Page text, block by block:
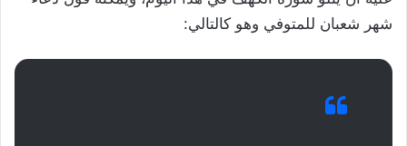
شهر شعبان للمتوفي وهو كالتالي: